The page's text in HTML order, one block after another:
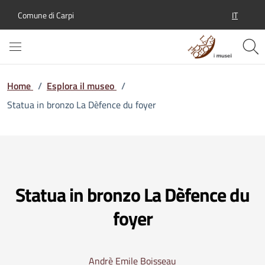
Comune di Carpi IT
Home / Esplora il museo /
Statua in bronzo La Dèfence du foyer
Statua in bronzo La Dèfence du
foyer
Andrè Emile Boisseau